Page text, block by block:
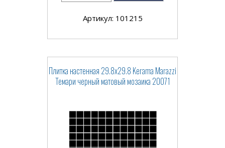
Артикул: 101215
Плитка настенная 29.8x29.8 Kerama Marazzi
Темари черный матовый мозаика 20071